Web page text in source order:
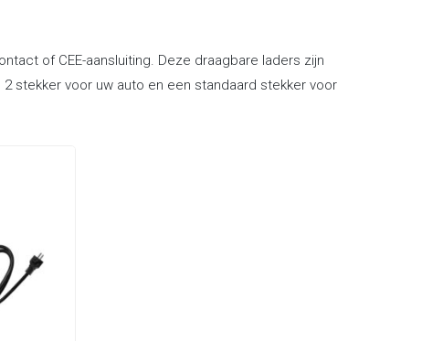
of CEE-aansluiting. Deze draagbare laders zijn
stekker voor uw auto en een standaard stekker voor